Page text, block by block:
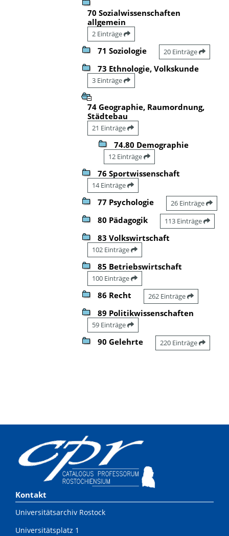
70 Sozialwissenschaften
allgemein
2 Einträge
71 Soziologie 20 Einträge
73 Ethnologie, Volkskunde
3 Einträge
74 Geographie, Raumordnung,
Städtebau
21 Einträge
74.80 Demographie
12 Einträge
76 Sportwissenschaft
14 Einträge
77 Psychologie 26 Einträge
80 Pädagogik 113 Einträge
83 Volkswirtschaft
102 Einträge
85 Betriebswirtschaft
100 Einträge
86 Recht 262 Einträge
89 Politikwissenschaften
59 Einträge
90 Gelehrte 220 Einträge
Kontakt
Universitätsarchiv Rostock
Universitätsplatz 1